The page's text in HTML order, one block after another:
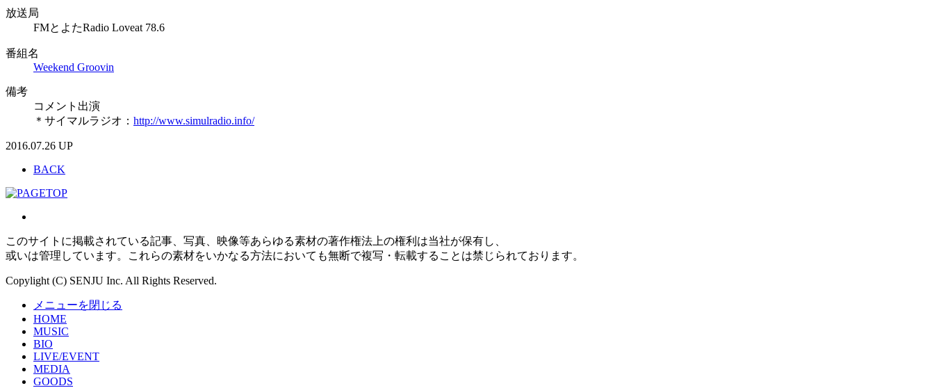
放送局
FMとよたRadio Loveat 78.6
番組名
Weekend Groovin
備考
コメント出演
＊サイマルラジオ： http://www.simulradio.info/
2016.07.26 UP
BACK
このサイトに掲載されている記事、写真、映像等あらゆる素材の著作権法上の権利は当社が保有し、
或いは管理しています。これらの素材をいかなる方法においても無断で複写・転載することは禁じられております。
Copylight (C) SENJU Inc. All Rights Reserved.
メニューを閉じる
HOME
MUSIC
BIO
LIVE/EVENT
MEDIA
GOODS